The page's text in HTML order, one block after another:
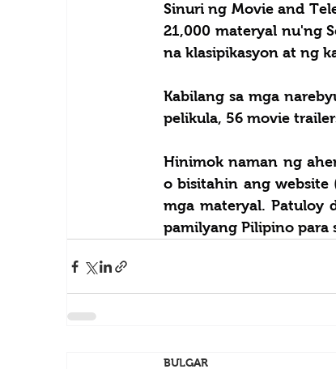
Sinuri ng Movie and
21,000 materyal nu'ng
na klasipikasyon at ng
Kabilang sa mga
pelikula, 56 movie
Hinimok naman ng
o bisitahin ang website
mga materyal. Patuloy
pamilyang Pilipino para
BULGAR